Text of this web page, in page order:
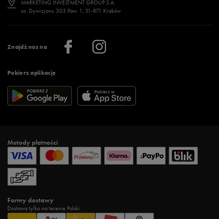
Znajdź nas na
Pobierz aplikację
Regulamin sklepu 50 style
Regulamin aplikacji 50 style
Więcej regulaminów >
Więcej >
Klub 50 style
Praca
Informacje o firmie
MARKETING INVESTMENT GROUP S.A.
os. Dywizjonu 303 Paw. 1, 31-871 Kraków
Metody płatności
Formy dostawy
Dostawa tylko na terenie Polski